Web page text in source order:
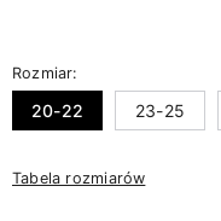
Rozmiar:
20-22 23-25
Tabela rozmiarów